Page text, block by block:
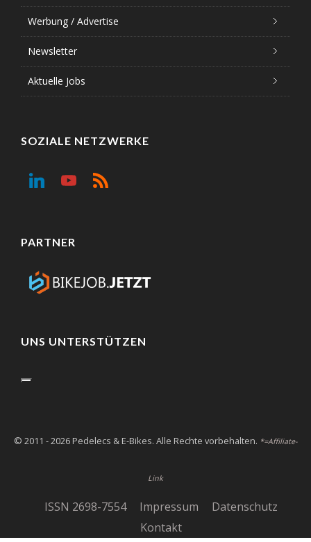
Werbung / Advertise
Newsletter
Aktuelle Jobs
SOZIALE NETZWERKE
PARTNER
UNS UNTERSTÜTZEN
© 2011 - 2026 Pedelecs & E-Bikes. Alle Rechte vorbehalten. *=Affiliate-
Link
ISSN 2698-7554 Impressum
Datenschutz
Kontakt